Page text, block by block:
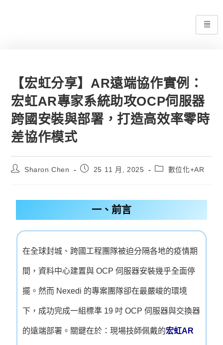
【宏虹分享】AR遠端協作實例：
宏虹AR專家系統助攻OCP伺服器
跨國安裝與部署，打造高效率零時
差協作模式
Sharon Chen 25 11 月, 2025 數位化+AR
一、前言
在全球封城、跨國工程團隊被迫分隔各地的疫情期
間，資料中心建置與 OCP 伺服器安裝幾乎全面停
擺。然而 Nexedi 的專案團隊卻在最嚴峻的環境
下，成功完成一組標準 19 吋 OCP 伺服器與交換器
的遠端部署。關鍵在於：現場技師佩戴的宏虹AR